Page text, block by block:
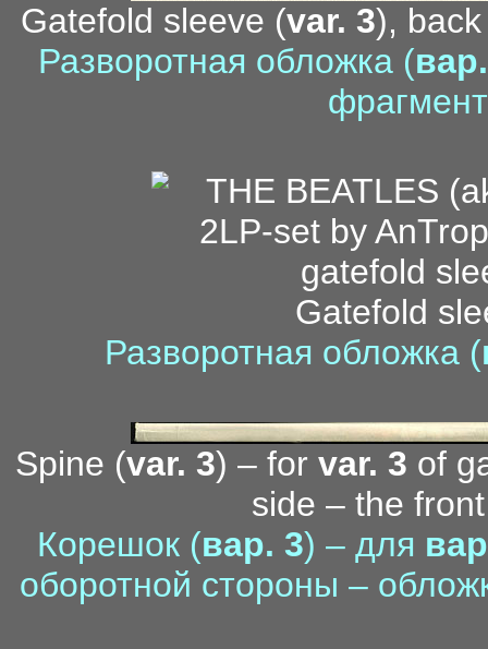
Gatefold sleeve (var. 3),
Разворотная обложка (
Gatefold
Разворотная обложка (
Spine (var. 3) – for var. 3 of
side – the
Корешок (вар. 3) – для
оборотной стороны –